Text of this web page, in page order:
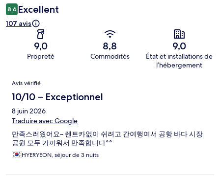
8,6 Excellent
107 avis
9,0
Propreté
8,8
Commodités
9,0
État et installations de
l’hébergement
Avis
Avis vérifié
10/10 – Exceptionnel
8 juin 2026
Traduire avec Google
만족스러웠어요~ 렌트카없이 쉬려고 간여행여서 공항 바다 시장
공원 모두 가까워서 만족합니다^^
HYERYEON, séjour de 3 nuits